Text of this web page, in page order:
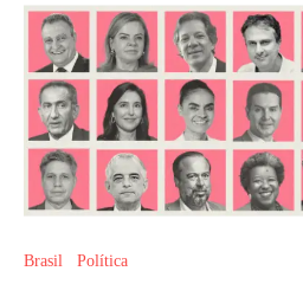
Brasil Política